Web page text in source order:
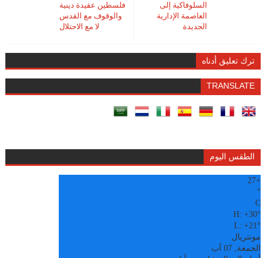
فلسطين عقيدة دينية
والوقوف مع القدس
لا مع الاحتلال
السلوفاكية إلى
العاصمة الإدارية
الجديدة
ترك تعليق أدناه
TRANSLATE
الطقس اليوم
+
27
°
C
H:+30°
L:+21°
مونتريال
الجمعة, 07 آب